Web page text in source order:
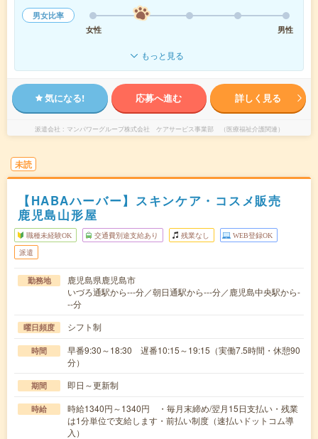
男女比率
女性
男性
もっと見る
気になる! 応募へ進む 詳しく見る
派遣会社 マンパワーグループ株式会社 ケアサービス事業部 （医療福祉介護関連）
未読
【HABAハーバー】スキンケア・コスメ販売
鹿児島山形屋
職種未経験OK 交通費別途支給あり 残業なし WEB登録OK
派遣
勤務地
鹿児島県鹿児島市
いづろ通駅から---分／朝日通駅から---分／鹿児島中央駅から-
--分
曜日頻度 シフト制
時間
早番9:30～18:30 遅番10:15～19:15（実働7.5時間・休憩90
分）
期間 即日～更新制
時給
時給1340円～1340円 ・毎月末締め/翌月15日支払い・残業
は1分単位で支給します・前払い制度（速払いドットコム導
入）